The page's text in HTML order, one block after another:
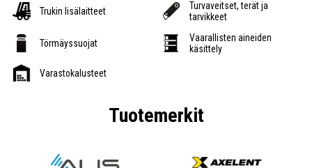
Trukin lisälaitteet
Turvaveitset, terät ja
tarvikkeet
Törmäyssuojat
Vaarallisten aineiden
käsittely
Varastokalusteet
Tuotemerkit